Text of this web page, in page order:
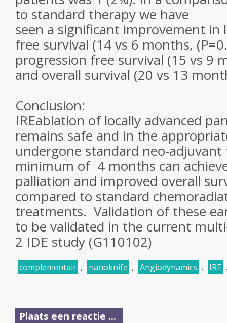
to standard therapy we have
seen a significant improvement in
free survival (14 vs 6 months,
progression free survival (15 vs 9
and overall survival (20 vs 13
Conclusion:
IREablation of locally advanced
remains safe and in the
undergone standard neo-
minimum of 4 months can
palliation and improved overall
compared to standard
treatments. Validation of these
to be validated in the current
2 IDE study (G110102)
complementair , nanoknife , Angiodynamics , IRE
Plaats een reactie ...